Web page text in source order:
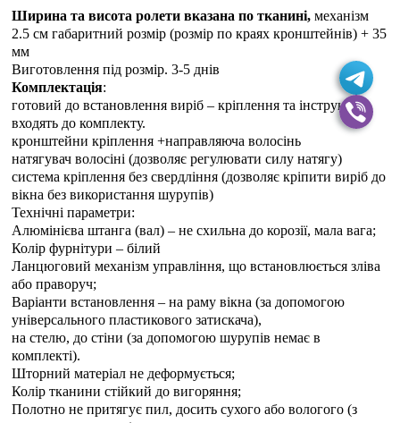
Ширина та висота ролети вказана по тканині, механізм
2.5 см габаритний розмір (розмір по краях кронштейнів) + 35
мм
Виготовлення під розмір. 3-5 днiв
Комплектація:
готовий до встановлення виріб – кріплення та інструкція
входять до комплекту.
кронштейни кріплення +направляюча волосінь
натягувач волосіні (дозволяє регулювати силу натягу)
система кріплення без свердління (дозволяє кріпити виріб до
вікна без використання шурупів)
Технічні параметри:
Алюмінієва штанга (вал) – не схильна до корозії, мала вага;
Колір фурнітури – білий
Ланцюговий механізм управління, що встановлюється зліва
або праворуч;
Варіанти встановлення – на раму вікна (за допомогою
універсального пластикового затискача),
на стелю, до стіни (за допомогою шурупів немає в
комплекті).
Шторний матеріал не деформується;
Колір тканини стійкий до вигоряння;
Полотно не притягує пил, досить сухого або вологого (з